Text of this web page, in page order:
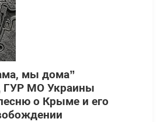
мы дома”
ГУР МО Украины
о Крыме и его